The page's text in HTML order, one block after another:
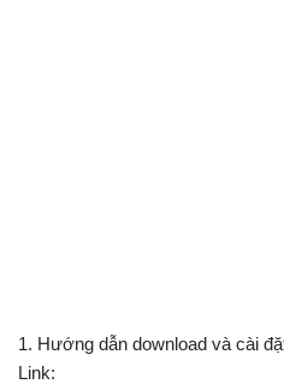
1. Hướng dẫn download và cài
Link: